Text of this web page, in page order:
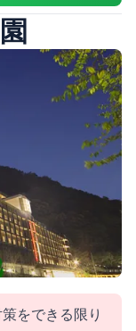
をできる限り